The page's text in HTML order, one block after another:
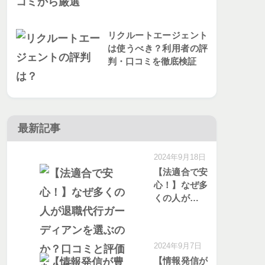
リクルートエージェント
は使うべき？利用者の評
判・口コミを徹底検証
最新記事
【法適合で安
心！】なぜ多
くの人が退職
評価を分析
2024年9月18日
【情報発信が
2024年9月7日